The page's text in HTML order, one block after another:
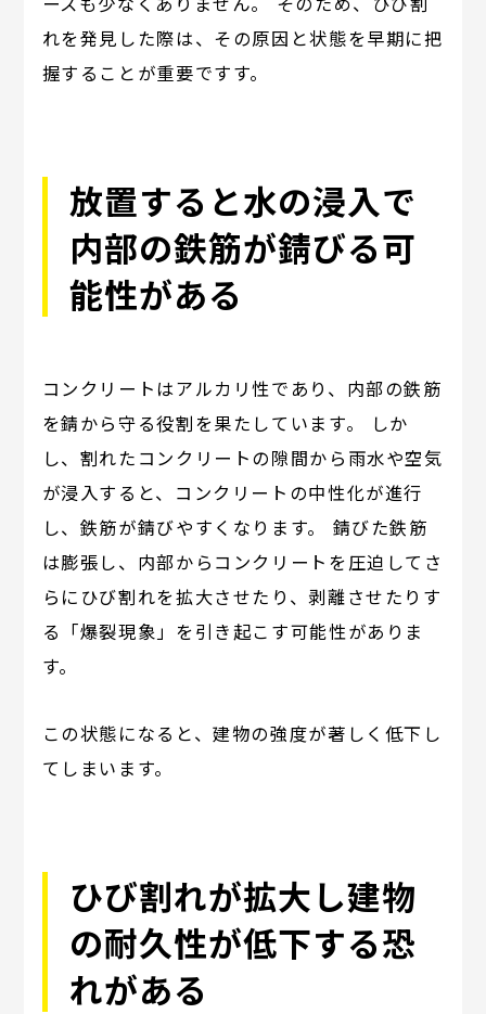
れを発見した際は、その原因と状態を早期に把
握することが重要ですす。
放置すると水の浸入で
内部の鉄筋が錆びる可
能性がある
コンクリートはアルカリ性であり、内部の鉄筋
を錆から守る役割を果たしています。 しか
し、割れたコンクリートの隙間から雨水や空気
が浸入すると、コンクリートの中性化が進行
し、鉄筋が錆びやすくなります。 錆びた鉄筋
は膨張し、内部からコンクリートを圧迫してさ
らにひび割れを拡大させたり、剥離させたりす
る「爆裂現象」を引き起こす可能性がありま
す。
この状態になると、建物の強度が著しく低下し
てしまいます。
ひび割れが拡大し建物
の耐久性が低下する恐
れがある